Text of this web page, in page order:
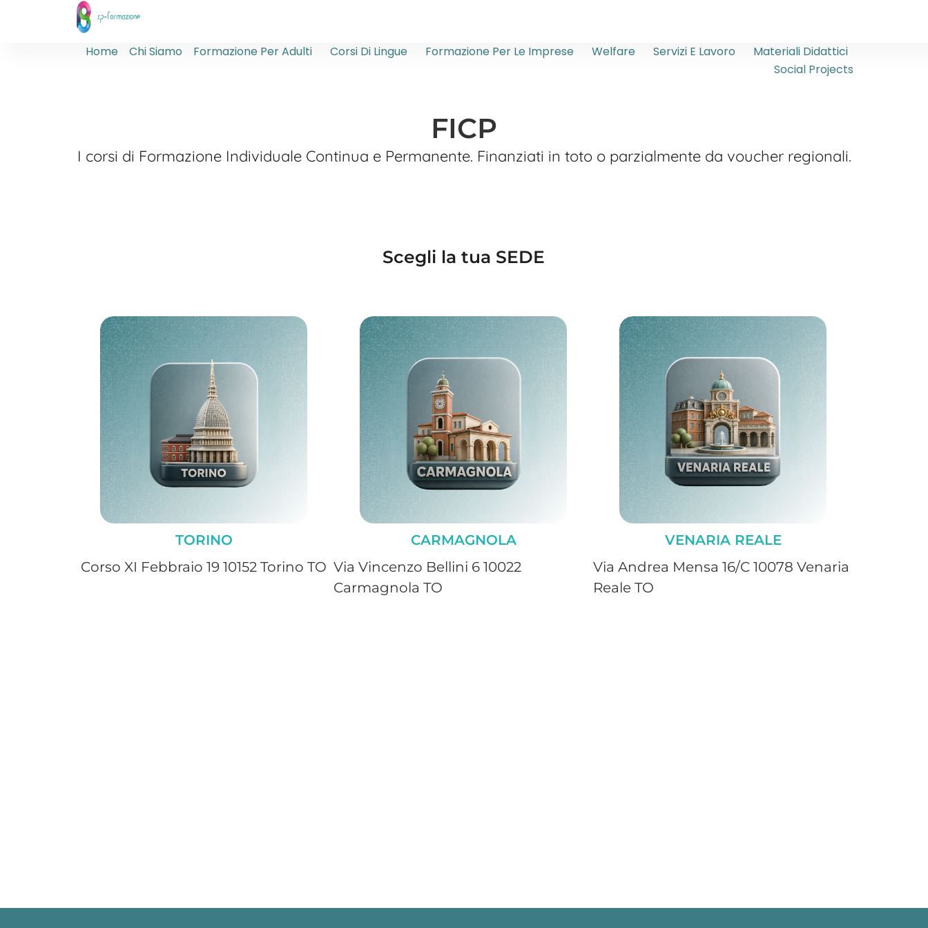
Home Chi Siamo Formazione Per Adulti Corsi Di Lingue Formazione Per Le Imprese Welfare Servizi E Lavoro
Materiali Didattici
Social Projects
FICP
I corsi di Formazione Individuale Continua e Permanente. Finanziati in toto o parzialmente da voucher regionali.
Scegli la tua SEDE
TORINO
Corso XI Febbraio 19 10152 Torino TO
CARMAGNOLA
Via Vincenzo Bellini 6 10022
Carmagnola TO
VENARIA REALE
Via Andrea Mensa 16/C 10078 Venaria
Reale TO